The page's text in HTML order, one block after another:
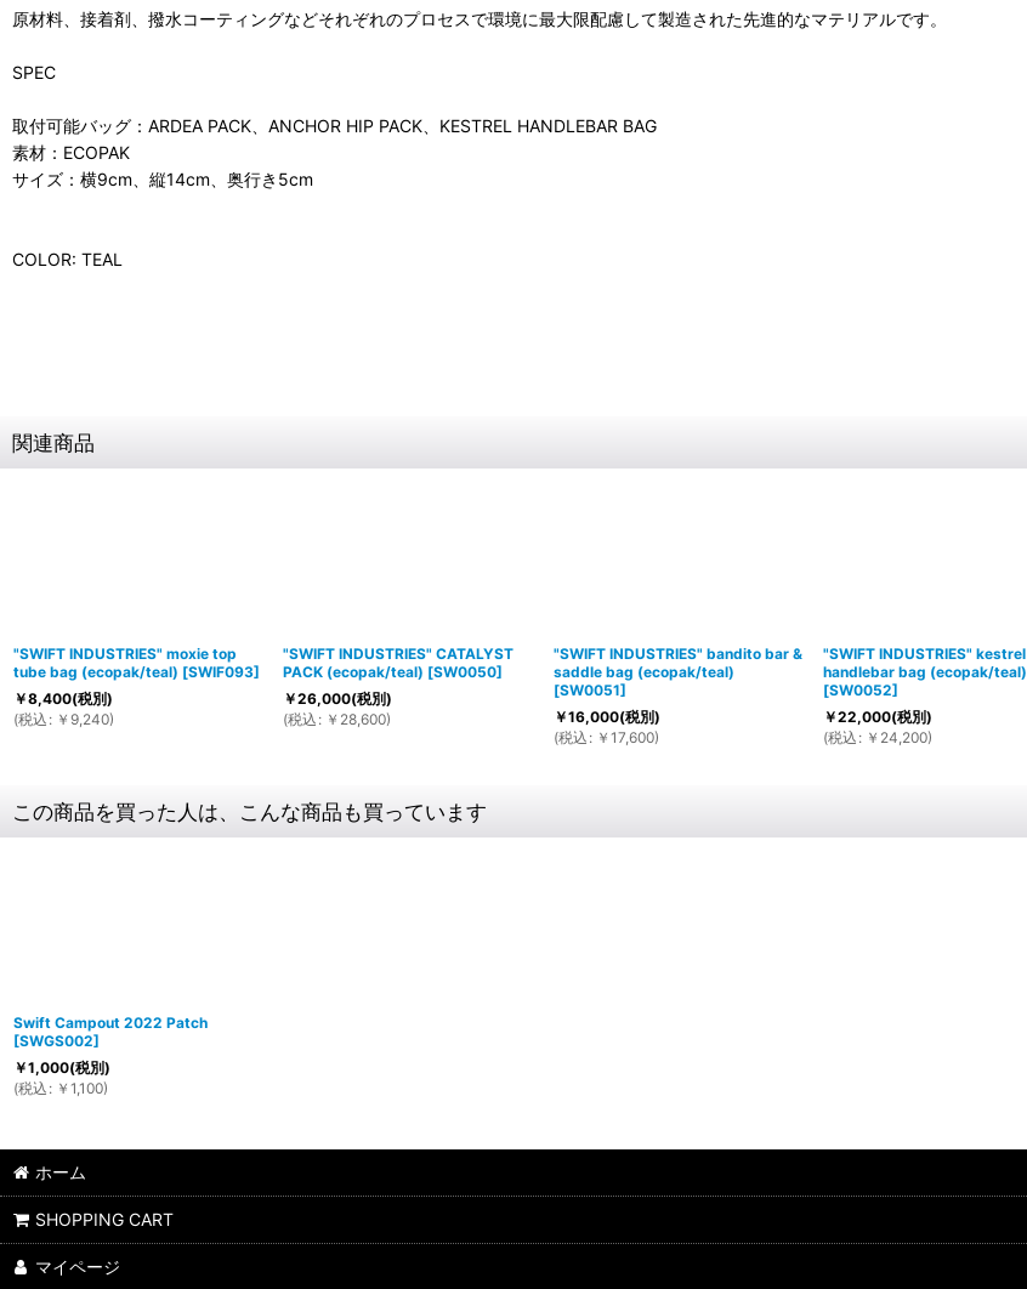
原材料、接着剤、撥水コーティングなどそれぞれのプロセスで環境に最大限配慮して製造された先進的なマテリアルです。
SPEC
取付可能バッグ：ARDEA PACK、ANCHOR HIP PACK、KESTREL HANDLEBAR BAG
素材：ECOPAK
サイズ：横9cm、縦14cm、奥行き5cm
COLOR: TEAL
関連商品
"SWIFT INDUSTRIES" moxie top
tube bag (ecopak/teal) [SWIF093]
￥8,400(税別)
(税込 : ￥ 9,240)
"SWIFT INDUSTRIES" CATALYST
PACK (ecopak/teal) [SW0050]
￥26,000(税別)
(税込 : ￥ 28,600)
"SWIFT INDUSTRIES" bandito bar &
saddle bag (ecopak/teal)
[SW0051]
￥16,000(税別)
(税込 : ￥ 17,600)
"SWIFT INDUSTRIES" kestrel
handlebar bag (ecopak/teal)
[SW0052]
￥22,000(税別)
(税込 : ￥ 24,200)
この商品を買った人は、こんな商品も買っています
Swift Campout 2022 Patch
[SWGS002]
￥1,000(税別)
(税込 : ￥ 1,100)
ホーム
SHOPPING CART
マイページ